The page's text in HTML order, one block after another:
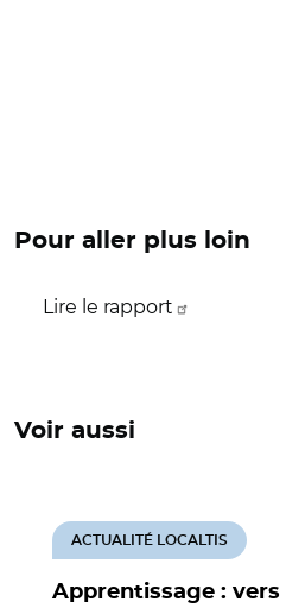
Pour aller plus loin
Lire le rapport
Voir aussi
Apprentissage : vers
ACTUALITÉ LOCALTIS